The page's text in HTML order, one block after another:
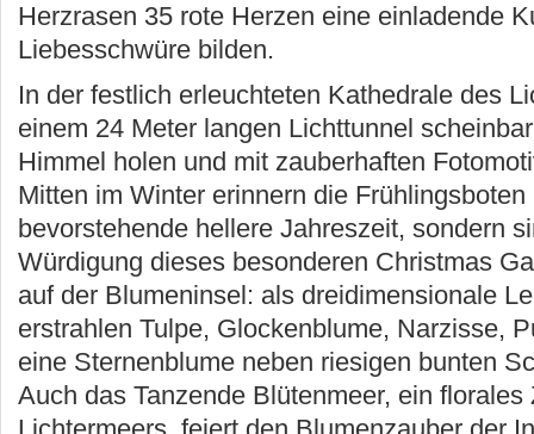
Herzrasen 35 rote Herzen eine einladende
Liebesschwüre bilden.
In der festlich erleuchteten Kathedrale des
einem 24 Meter langen Lichttunnel
Himmel holen und mit zauberhaften
Mitten im Winter erinnern die
bevorstehende hellere Jahreszeit, sondern
Würdigung dieses besonderen Christmas
auf der Blumeninsel: als dreidimensionale
erstrahlen Tulpe, Glockenblume, Narzisse,
eine Sternenblume neben riesigen bunten
Auch das Tanzende Blütenmeer, ein